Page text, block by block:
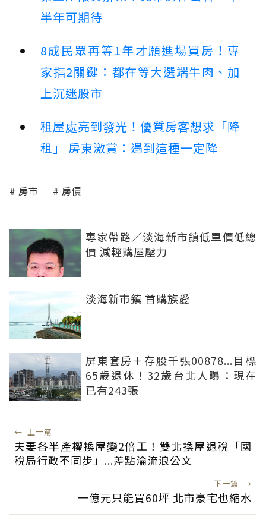
半年可期待
8成民眾再等1年才願進場買房！專
家指2關鍵：都在等大選端牛肉、加
上沉迷股市
租屋處亮到發光！優質房客想求「降
租」 房東激賞：遇到這種一定降
房市 房價
專家帶路／淡海新市鎮低單價低總
價 減輕購屋壓力
淡海新市鎮 首購族愛
屏東套房＋存股千張00878...目標
65歲退休！32歲台北人曝：現在
已有243張
← 上一篇
夫妻各半產權換屋變2倍工！雙北換屋退稅「國
稅局行政不同步」...差點淪流浪公文
下一篇 →
一億元只能買60坪 北市豪宅也縮水